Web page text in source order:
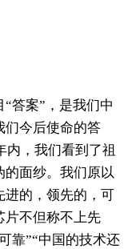
案”，是我们中
们今后使命的答
内，我们看到了祖
的面纱。我们原以
进的，领先的，可
片不但称不上先
靠”“中国的技术还